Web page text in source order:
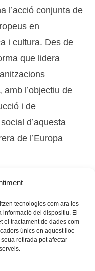
tecnologies com ara les
informació del dispositiu. El
el tractament de dades com
únics en aquest lloc
retirada pot afectar
l’acció conjunta de
en
i cultura. Des de
que lidera
amb l’objectiu de
i de
d’aquesta
de l’Europa